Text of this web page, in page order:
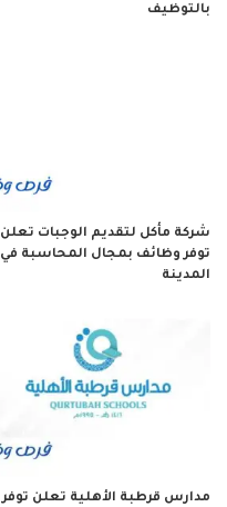
بالتوظيف
شركة مأكل لتقديم الوجبات تعلن
توفر وظائف بمجال المحاسبة في
المدينة
مدارس قرطبة الأهلية تعلن توفر